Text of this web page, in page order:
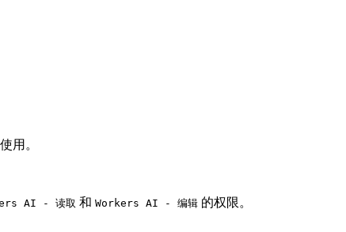
用。
AI - 读取 和 Workers AI - 编辑 的权限。